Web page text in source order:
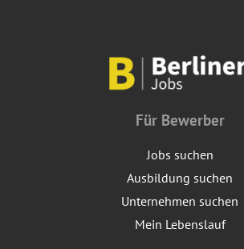
Für Bewerber
Jobs suchen
Ausbildung suchen
Unternehmen suchen
Mein Lebenslauf